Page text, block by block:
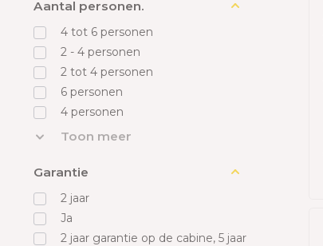
Aantal personen.
4 tot 6 personen
2 - 4 personen
2 tot 4 personen
6 personen
4 personen
Toon meer
Garantie
2 jaar
Ja
2 jaar garantie op de cabine, 5 jaar